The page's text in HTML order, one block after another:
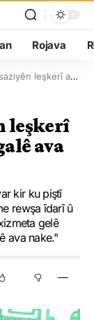
Rojava
lê îdareya Şengalê ava nake’
leşkerî
ava
kir ku piştî
rewşa îdarî û
gelê
ava nake."